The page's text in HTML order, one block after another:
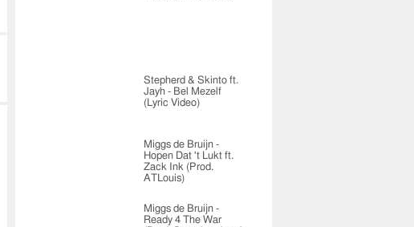
Stepherd & Skinto ft.
Jayh - Bel Mezelf
(Lyric Video)
Miggs de Bruijn -
Hopen Dat 't Lukt ft.
Zack Ink (Prod.
ATLouis)
Miggs de Bruijn -
Ready 4 The War